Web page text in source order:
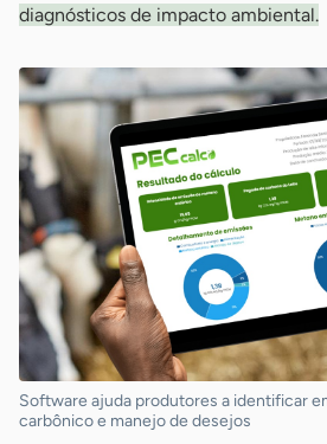
diagnósticos de impacto ambiental.
Software ajuda produtores a identificar
carbônico e manejo de desejos